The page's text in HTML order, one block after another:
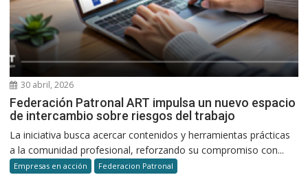
30 abril, 2026
Federación Patronal ART impulsa un nuevo espacio
de intercambio sobre riesgos del trabajo
La iniciativa busca acercar contenidos y herramientas prácticas
a la comunidad profesional, reforzando su compromiso con...
Empresas en acción
Federacion Patronal